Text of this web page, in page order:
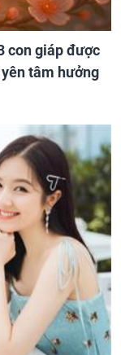
con giáp được
tâm hưởng